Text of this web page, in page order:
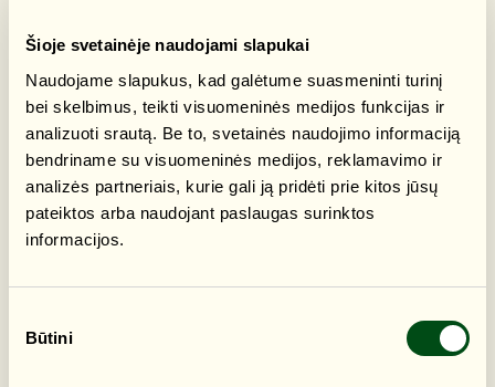
Šioje svetainėje naudojami slapukai
Naudojame slapukus, kad galėtume suasmeninti turinį
bei skelbimus, teikti visuomeninės medijos funkcijas ir
analizuoti srautą. Be to, svetainės naudojimo informaciją
bendriname su visuomeninės medijos, reklamavimo ir
analizės partneriais, kurie gali ją pridėti prie kitos jūsų
pateiktos arba naudojant paslaugas surinktos
informacijos.
pasirinkimas
Būtini
mažą skylutę (angl. pinhole – adatėlės skylutė), o ne per
objektyvą.
Edukacijos metu susipažinsime su analoginės
fotografijos istorija ir procesu. Iš pradžių patys
pasigaminsime „fotografuojančią dėžutę“ iš
paprasčiausių buityje naudojamų daiktų, tada trumpam
tapsime miesto fotografais, kursime kompoziciją ir
galiausiai išryškinsime gautas nuotraukas.
✔️ Dalyvavimas nemokamas.
registracijoje.